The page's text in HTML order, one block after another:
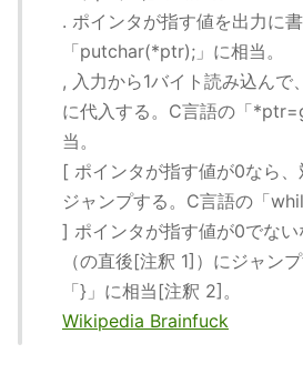
. ポインタが指す値を出力に
「putchar(*ptr);」に相当。
, 入力から1バイト読み込んで
に代入する。C言語の「
当。
[ ポインタが指す値が0なら
ジャンプする。C言語の「
] ポインタが指す値が0でな
（の直後[注釈 1]）にジャン
「}」に相当[注釈 2]。
Wikipedia Brainfuck